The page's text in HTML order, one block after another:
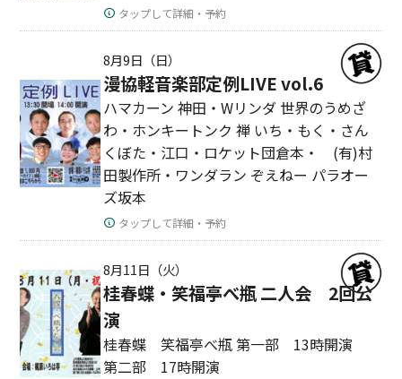
タップして詳細・予約
8月9日（日）
漫協軽音楽部定例LIVE vol.6
ハマカーン 神田・Wリンダ 世界のうめざ
わ・ホンキートンク 禅 いち・もく・さん
くぼた・江口・ロケット団倉本・ (有)村
田製作所・ワンダラン ぞえねー パラオー
ズ坂本
タップして詳細・予約
8月11日（火）
桂春蝶・笑福亭べ瓶 二人会 2回公
演
桂春蝶 笑福亭べ瓶 第一部 13時開演
第二部 17時開演